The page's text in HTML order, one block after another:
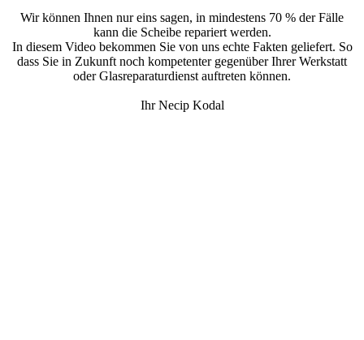
Wir können Ihnen nur eins sagen, in mindestens 70 % der Fälle
kann die Scheibe repariert werden.
In diesem Video bekommen Sie von uns echte Fakten geliefert. So
dass Sie in Zukunft noch kompetenter gegenüber Ihrer Werkstatt
oder Glasreparaturdienst auftreten können.
Ihr Necip Kodal